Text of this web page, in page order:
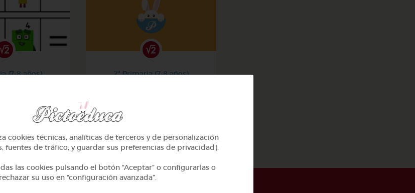
(7-8 años)
2º Primaria (7-8 años)
cookies técnicas, analíticas de terceros y de personalización
fuentes de tráfico, y guardar sus preferencias de privacidad).
las cookies pulsando el botón “Aceptar” o configurarlas o
rechazar su uso en “configuración avanzada”.